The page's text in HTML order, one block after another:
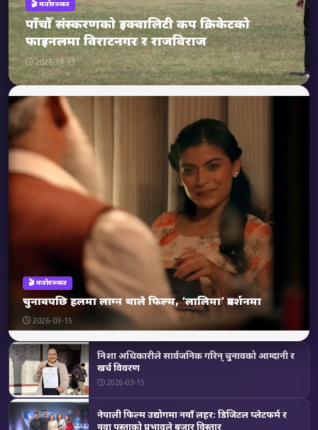
🎬 मनोरञ्जन
पाँचौँ संस्करणको इक्वालिटी कप क्रिकेटको
फाइनलमा विराटनगर र राजविराज
2026-04-13
🎬 मनोरञ्जन
चुनावपछि हलमा लाग्न थाले फिल्म, ‘लालिमा’ प्रदर्शनमा
2026-03-15
निशा अधिकारीले सार्वजनिक गरिन् चुनावको आम्दानी र
खर्च विवरण
2026-03-15
नेपाली फिल्म उद्योगमा नयाँ लहर: डिजिटल प्लेटफर्म र